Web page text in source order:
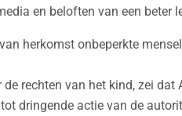
en beloften van een beter
herkomst onbeperkte
rechten van het kind, zei dat
dringende actie van de